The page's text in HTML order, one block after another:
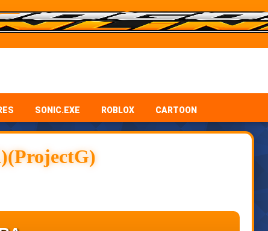
SONIC.EXE ROBLOX CARTOON